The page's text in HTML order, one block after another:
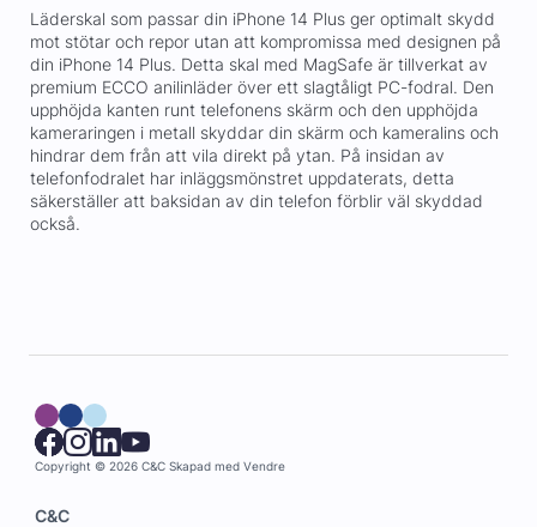
Läderskal som passar din iPhone 14 Plus ger optimalt skydd
mot stötar och repor utan att kompromissa med designen på
din iPhone 14 Plus. Detta skal med MagSafe är tillverkat av
premium ECCO anilinläder över ett slagtåligt PC-fodral. Den
upphöjda kanten runt telefonens skärm och den upphöjda
kameraringen i metall skyddar din skärm och kameralins och
hindrar dem från att vila direkt på ytan. På insidan av
telefonfodralet har inläggsmönstret uppdaterats, detta
säkerställer att baksidan av din telefon förblir väl skyddad
också.
Copyright © 2026 C&C Skapad med Vendre
C&C